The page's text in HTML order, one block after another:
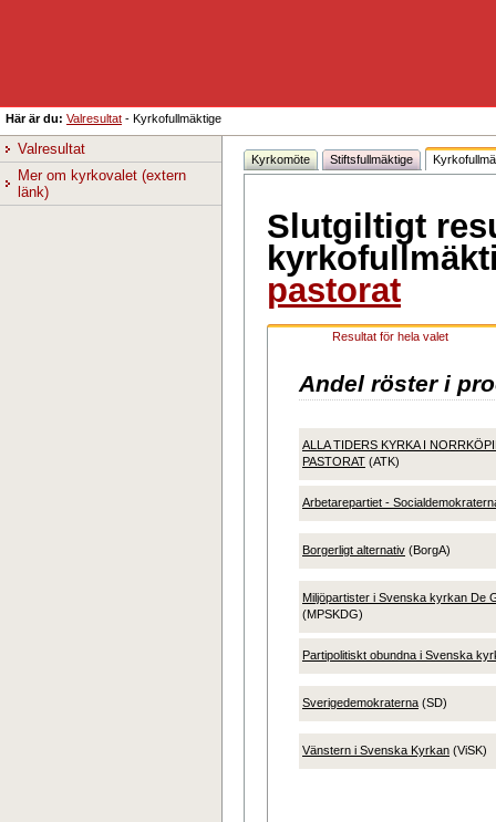
Här är du: Valresultat - Kyrkofullmäktige
Valresultat
Mer om kyrkovalet (extern
länk)
Kyrkomöte Stiftsfullmäktige
Slutgiltigt
pastorat
Resultat för hela valet
Andel röster i
ALLA TIDERS KYRKA I
PASTORAT (ATK)
Arbetarepartiet -
Borgerligt alternativ (BorgA)
Miljöpartister i Svenska kyrkan De
(MPSKDG)
Partipolitiskt obundna i Svenska
Sverigedemokraterna (SD)
Vänstern i Svenska Kyrkan (ViSK)